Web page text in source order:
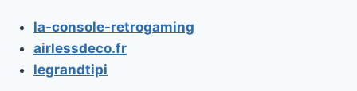
la-console-retrogaming
airlessdeco.fr
legrandtipi